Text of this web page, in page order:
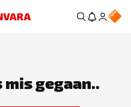
mis gegaan..